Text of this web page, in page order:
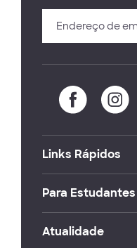
Links Rápidos
Para Estudantes
Atualidade